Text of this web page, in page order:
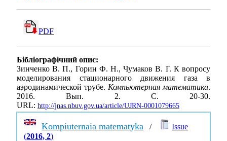
PDF
Бібліографічний опис:
Зинченко В. П., Горин Ф. Н., Чумаков В. Г. К вопросу
моделирования стационарного движения газа в
аэродинамической трубе. Компьютерная математика.
2016. Вып. 2. С. 20-30.
URL: http://jnas.nbuv.gov.ua/article/UJRN-0001079665
Kompiuternaia matematyka /
Issue
(2016, 2)